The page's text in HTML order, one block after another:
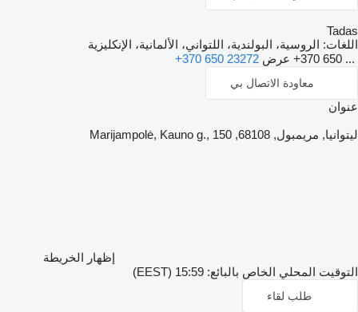
Tadas
اللغات: الروسية، البولندية، اللتواني، الألمانية، الإنكليزية
+370 650 ... عرض +370 650 23272
معاودة الاتصال بي
عنوان
ليتوانيا, مريمبول, 68108, Marijampolė, Kauno g., 150
إظهار الخريطة
التوقيت المحلي الخاص بالبائع: 15:59 (EEST)
طلب لقاء